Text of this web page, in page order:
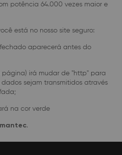
potência 64.000 vezes maior e
está no nosso site seguro:
aparecerá antes do
página) irá mudar de "http" para
sejam transmitidos através
na cor verde
.